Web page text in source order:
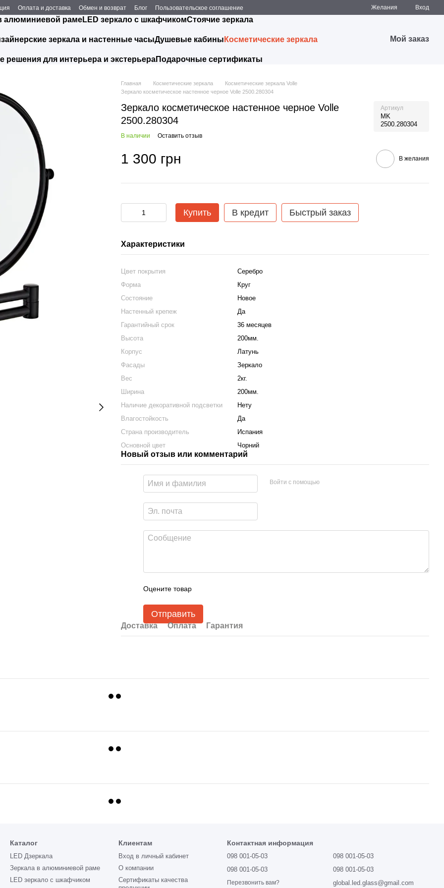
Оплата и доставка Обмен и возврат Блог Пользовательское соглашение Желания Вход
алюминиевой рамеLED зеркало с шкафчикомСтоячие зеркала
зеркала и настенные часыДушевые кабины Косметические зеркала
решения для интерьера и экстерьераПодарочные сертификаты
Мой заказ
Главная Косметические зеркала
Косметические зеркала Volle
Зеркало косметическое настенное черное Volle 2500.280304
Зеркало косметическое настенное черное Volle
2500.280304
Артикул
MK
2500.280304
В наличии Оставить отзыв
1 300 грн В желания
Купить В кредит Быстрый заказ
Характеристики
Цвет покрытия
Серебро
Форма
Круг
Состояние
Новое
Настенный крепеж
Да
Гарантийный срок
36 месяцев
Высота
200мм.
Корпус
Латунь
Фасады
Зеркало
Вес
2кг.
Ширина
200мм.
Наличие декоративной подсветки
Нету
Влагостойкость
Да
Страна производитель
Испания
Основной цвет
Чорний
Новый отзыв или комментарий
Войти с помощью
Оцените товар
Отправить
Доставка Оплата Гарантия
Каталог
LED Дзеркала
Зеркала в алюминиевой раме
LED зеркало с шкафчиком
Клиентам
Вход в личный кабинет
О компании
Сертификаты качества
Контактная информация
098 001-05-03
098 001-05-03
Перезвонить вам?
098 001-05-03
098 001-05-03
global.led.glass@gmail.com